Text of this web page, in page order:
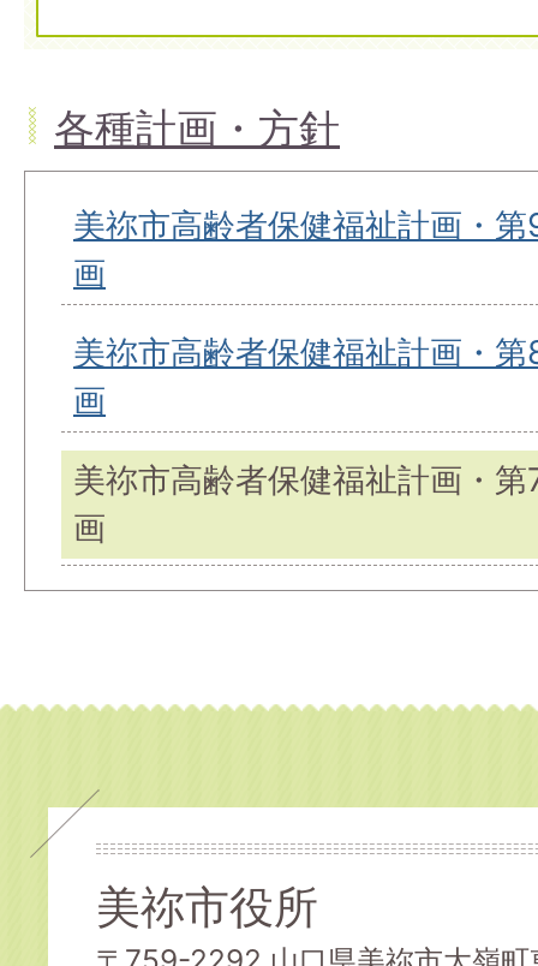
各種計画・方針
美祢市高齢者保健福祉計画・
画
美祢市高齢者保健福祉計画・
画
美祢市高齢者保健福祉計画・
画
美祢市役所